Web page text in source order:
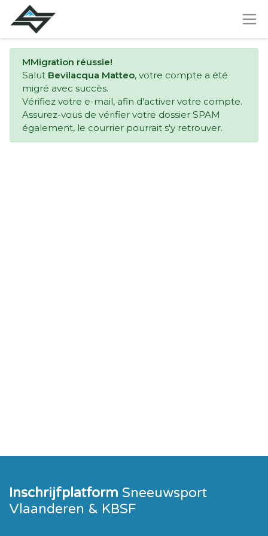
MMigration réussie!
Salut Bevilacqua Matteo, votre compte a été
migré avec succès.
Vérifiez votre e-mail, afin d'activer votre compte.
Assurez-vous de vérifier votre dossier SPAM
également, le courrier pourrait s'y retrouver.
Inschrijfplatform Sneeuwsport
Vlaanderen & KBSF